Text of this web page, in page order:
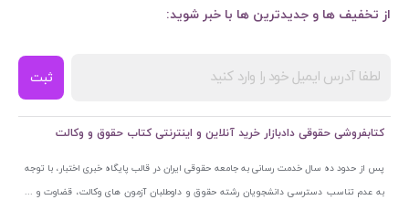
از تخفیف ها و جدیدترین ها با خبر شوید:
ثبت
کتابفروشی حقوقی دادبازار خرید آنلاین و اینترنتی کتاب حقوق و وکالت
پس از حدود ده سال خدمت رسانی به جامعه حقوقی ایران در قالب پایگاه خبری اختبار، با توجه
به عدم تناسب دسترسی دانشجویان رشته حقوق و داوطلبان آزمون های وکالت، قضاوت و ...